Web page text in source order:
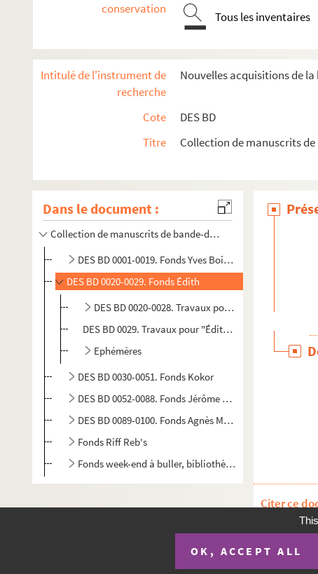
conservation
Tous les inventaires
Intitulé de l'instrument de
recherche
Nouvelles acquisitions de
Cote
DES BD
Titre
Collection de manuscrits de
Dans le document :
Collection de manuscrits de bande-dessinée
DES BD 0001-0019. Fonds Yves Boistelle
DES BD 0020-0029. Fonds Édith
DES BD 0020-0028. Travaux pour l'album "Le Jardin
DES BD 0029. Travaux pour "Édith et Édouard"
Ephémères
DES BD 0030-0051. Fonds Kokor
DES BD 0052-0088. Fonds Jérôme Sirou
DES BD 0089-0100. Fonds Agnès Maupré
Fonds Riff Reb's
Fonds week-end à buller, bibliothèque Oscar Niemeyer
Citer ce
Plan du site
OK, ACCEPT ALL